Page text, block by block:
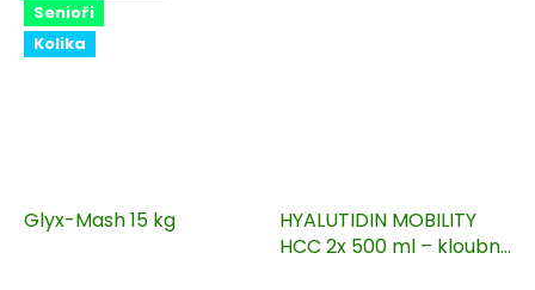
Senioři
Kolika
Glyx-Mash 15 kg
HYALUTIDIN MOBILITY
HCC 2x 500 ml – kloubní